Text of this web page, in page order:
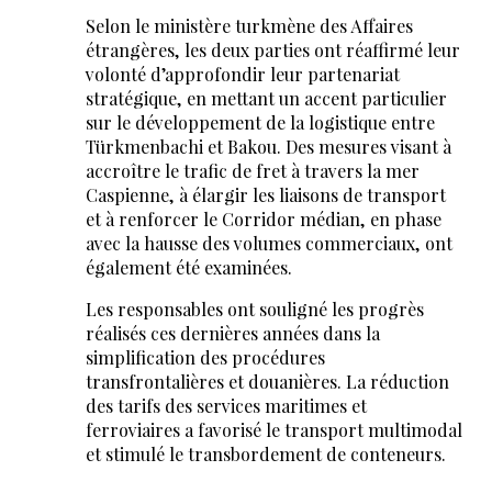
Selon le ministère turkmène des Affaires
étrangères, les deux parties ont réaffirmé leur
volonté d’approfondir leur partenariat
stratégique, en mettant un accent particulier
sur le développement de la logistique entre
Türkmenbachi et Bakou. Des mesures visant à
accroître le trafic de fret à travers la mer
Caspienne, à élargir les liaisons de transport
et à renforcer le Corridor médian, en phase
avec la hausse des volumes commerciaux, ont
également été examinées.
Les responsables ont souligné les progrès
réalisés ces dernières années dans la
simplification des procédures
transfrontalières et douanières. La réduction
des tarifs des services maritimes et
ferroviaires a favorisé le transport multimodal
et stimulé le transbordement de conteneurs.